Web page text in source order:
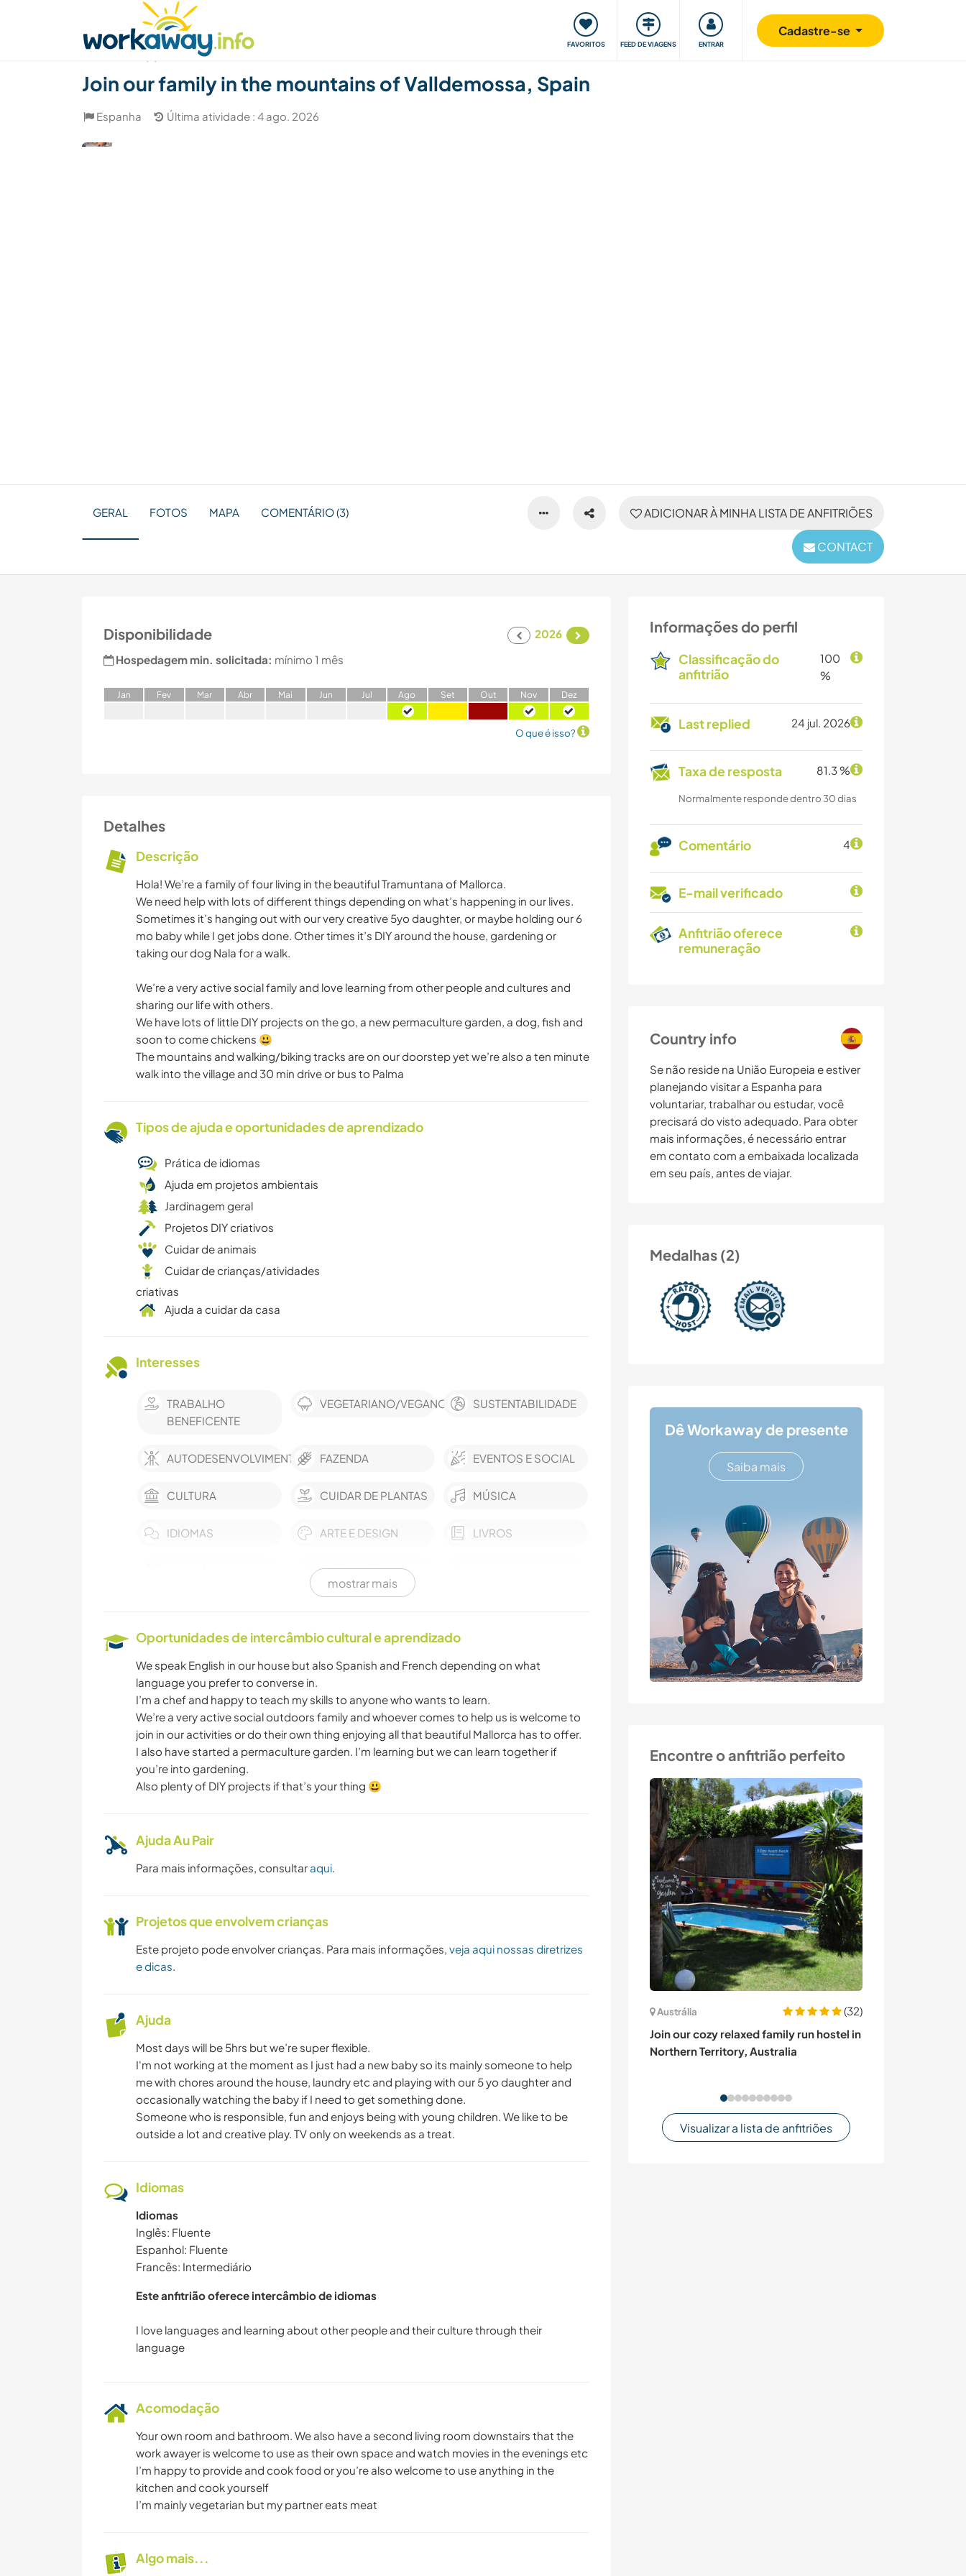
FAVORITOS FEED DE VIAGENS ENTRAR
Cadastre-se
Achar anfitrião Parceiro de viagem Viaje e aprenda Comunidade Retribuindo Segurança
Join our family in the mountains of Valldemossa, Spain
Espanha Última atividade : 4 ago. 2026
ADICIONAR À MINHA LISTA DE ANFITRIÕES
CONTACT
GERAL FOTOS MAPA COMENTÁRIO (3)
Informações do perfil
Classificação do
anfitrião
100
%
Last replied 24 jul. 2026
Taxa de resposta 81.3 %
Normalmente responde dentro 30 dias
Comentário 4
E-mail verificado
Anfitrião oferece
remuneração
Country info
Se não reside na União Europeia e estiver
planejando visitar a Espanha para
voluntariar, trabalhar ou estudar, você
precisará do visto adequado. Para obter
mais informações, é necessário entrar
em contato com a embaixada localizada
em seu país, antes de viajar.
Medalhas (2)
Dê Workaway de presente
Saiba mais
Encontre o anfitrião perfeito
Austrália
(32)
Join our cozy relaxed family run hostel in
Northern Territory, Australia
Visualizar a lista de anfitriões
Disponibilidade
2026
Hospedagem min. solicitada: mínimo 1 mês
Jan Fev Mar Abr Mai Jun Jul Ago Set Out Nov Dez
O que é isso?
Detalhes
Descrição
Hola! We’re a family of four living in the beautiful Tramuntana of Mallorca.
We need help with lots of different things depending on what’s happening in our lives.
Sometimes it’s hanging out with our very creative 5yo daughter, or maybe holding our 6
mo baby while I get jobs done. Other times it’s DIY around the house, gardening or
taking our dog Nala for a walk.
We’re a very active social family and love learning from other people and cultures and
sharing our life with others.
We have lots of little DIY projects on the go, a new permaculture garden, a dog, fish and
soon to come chickens 😃
The mountains and walking/biking tracks are on our doorstep yet we’re also a ten minute
walk into the village and 30 min drive or bus to Palma
Tipos de ajuda e oportunidades de aprendizado
Prática de idiomas
Ajuda em projetos ambientais
Jardinagem geral
Projetos DIY criativos
Cuidar de animais
Cuidar de crianças/atividades
criativas
Ajuda a cuidar da casa
Interesses
TRABALHO
BENEFICENTE
VEGETARIANO/VEGANO SUSTENTABILIDADE
AUTODESENVOLVIMENTO FAZENDA EVENTOS E SOCIAL
CULTURA CUIDAR DE PLANTAS MÚSICA
IDIOMAS ARTE E DESIGN LIVROS
JARDINAGEM
INVERNO
AQUÁTICOS
ATIVIDADES AO AR
LIVRE
CAMINHADA FITNESS DANÇA
CAMPING
mostrar mais
Oportunidades de intercâmbio cultural e aprendizado
We speak English in our house but also Spanish and French depending on what
language you prefer to converse in.
I’m a chef and happy to teach my skills to anyone who wants to learn.
We’re a very active social outdoors family and whoever comes to help us is welcome to
join in our activities or do their own thing enjoying all that beautiful Mallorca has to offer.
I also have started a permaculture garden. I’m learning but we can learn together if
you’re into gardening.
Also plenty of DIY projects if that’s your thing 😃
Ajuda Au Pair
Para mais informações, consultaraqui.
Projetos que envolvem crianças
Este projeto pode envolver crianças. Para mais informações, veja aqui nossas diretrizes
e dicas.
Ajuda
Most days will be 5hrs but we’re super flexible.
I'm not working at the moment as I just had a new baby so its mainly someone to help
me with chores around the house, laundry etc and playing with our 5 yo daughter and
occasionally watching the baby if I need to get something done.
Someone who is responsible, fun and enjoys being with young children. We like to be
outside a lot and creative play. TV only on weekends as a treat.
Idiomas
Idiomas
Inglês: Fluente
Espanhol: Fluente
Francês: Intermediário
Este anfitrião oferece intercâmbio de idiomas
I love languages and learning about other people and their culture through their
Acomodação
Your own room and bathroom. We also have a second living room downstairs that the
work awayer is welcome to use as their own space and watch movies in the evenings etc
I’m happy to provide and cook food or you’re also welcome to use anything in the
kitchen and cook yourself
I’m mainly vegetarian but my partner eats meat
Algo mais...